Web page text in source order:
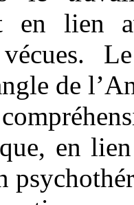
en lien
vécues.
de
en